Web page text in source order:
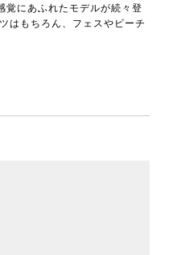
にあふれたモデルが続々登
はもちろん、フェスやビーチ